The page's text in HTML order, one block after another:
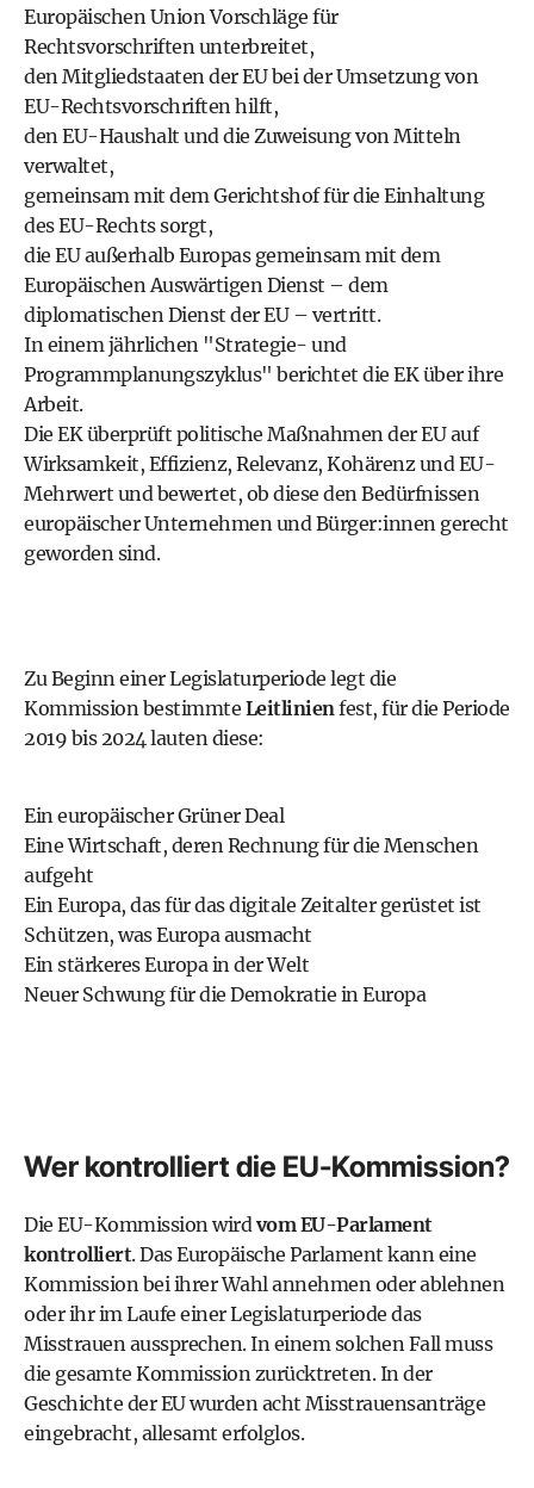
Europäischen Union Vorschläge für
Rechtsvorschriften unterbreitet,
den Mitgliedstaaten der EU bei der Umsetzung von
EU-Rechtsvorschriften hilft,
denEU-Haushalt und die Zuweisung von Mitteln
verwaltet,
gemeinsam mit demGerichtshoffür die Einhaltung
des EU-Rechts sorgt,
die EU außerhalb Europas gemeinsam mit dem
Europäischen Auswärtigen Dienst – dem
diplomatischen Dienst der EU – vertritt.
In einem jährlichen "Strategie- und
Programmplanungszyklus" berichtet die EK über ihre
Arbeit.
Die EK überprüft politische Maßnahmen der EU auf
Wirksamkeit, Effizienz, Relevanz, Kohärenz und EU-
Mehrwert und bewertet, ob diese den Bedürfnissen
europäischer Unternehmen und Bürger:innen gerecht
geworden sind.
Zu Beginn einer Legislaturperiode legt die
Kommission bestimmte Leitlinienfest, für die Periode
2019 bis 2024 lauten diese:
Ein europäischer Grüner Deal
Eine Wirtschaft, deren Rechnung für die Menschen
aufgeht
Ein Europa, das für das digitale Zeitalter gerüstet ist
Schützen, was Europa ausmacht
Ein stärkeres Europa in der Welt
Neuer Schwung für die Demokratie in Europa
Wer kontrolliert die EU-Kommission?
Die EU-Kommission wirdvom EU-Parlament
kontrolliert. DasEuropäische Parlament kann eine
Kommission bei ihrer Wahl annehmen oder ablehnen
oder ihr im Laufe einer Legislaturperiode das
Misstrauen aussprechen. In einem solchen Fall muss
die gesamte Kommission zurücktreten. In der
Geschichte der EU wurden acht Misstrauensanträge
eingebracht, allesamt erfolglos.